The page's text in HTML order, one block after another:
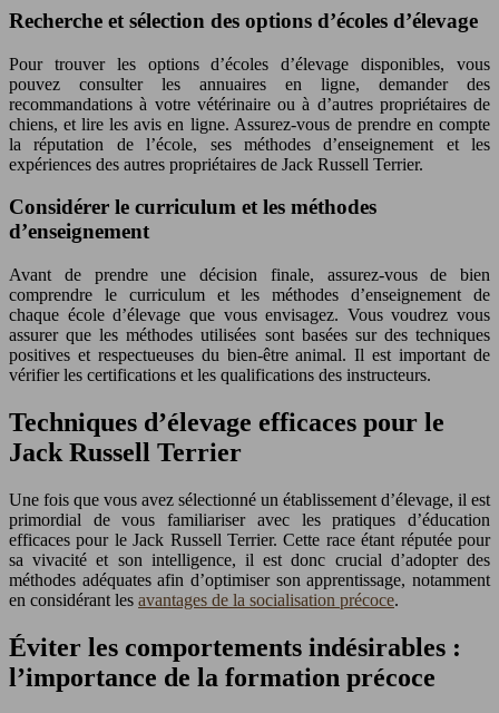
Recherche et sélection des options d’écoles d’élevage
Pour trouver les options d’écoles d’élevage disponibles, vous
pouvez consulter les annuaires en ligne, demander des
recommandations à votre vétérinaire ou à d’autres propriétaires de
chiens, et lire les avis en ligne. Assurez-vous de prendre en compte
la réputation de l’école, ses méthodes d’enseignement et les
expériences des autres propriétaires de Jack Russell Terrier.
Considérer le curriculum et les méthodes
d’enseignement
Avant de prendre une décision finale, assurez-vous de bien
comprendre le curriculum et les méthodes d’enseignement de
chaque école d’élevage que vous envisagez. Vous voudrez vous
assurer que les méthodes utilisées sont basées sur des techniques
positives et respectueuses du bien-être animal. Il est important de
vérifier les certifications et les qualifications des instructeurs.
Techniques d’élevage efficaces pour le
Jack Russell Terrier
Une fois que vous avez sélectionné un établissement d’élevage, il est
primordial de vous familiariser avec les pratiques d’éducation
efficaces pour le Jack Russell Terrier. Cette race étant réputée pour
sa vivacité et son intelligence, il est donc crucial d’adopter des
méthodes adéquates afin d’optimiser son apprentissage, notamment
en considérant les avantages de la socialisation précoce.
Éviter les comportements indésirables :
l’importance de la formation précoce